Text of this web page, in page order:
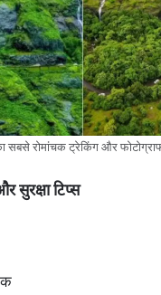
सबसे रोमांचक ट्रेकिंग और
सुरक्षा टिप्स